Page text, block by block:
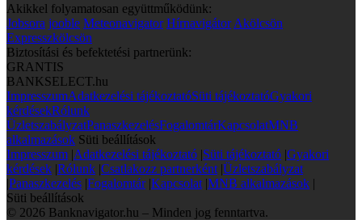
Akikkel folyamatosan együttműködünk:
Jobsora jooble Meteonavigator Hírnavigátor Akölcsön
Expresszkölcsön
Biztosítási és befektetési partnerünk:
GRANTIS
BANKSELECT.hu
ImpresszumAdatkezelési tájékoztatóSüti tájékoztatóGyakori
kérdésekRólunk
ÜzletszabályzatPanaszkezelésFogalomtárKapcsolatMNB
alkalmazások Süti beállítások
Impresszum |Adatkezelési tájékoztató |Süti tájékoztató |Gyakori
kérdések |Rólunk |Csatlakozz partnerként |Üzletszabályzat
|Panaszkezelés |Fogalomtár |Kapcsolat |MNB alkalmazások |
Süti beállítások
© 2026 Banknavigator.hu – Minden jog fenntartva.